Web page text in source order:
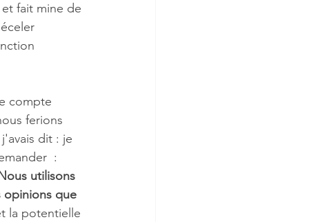
fait mine de
compte
ferions
dit : je
:
utilisons
opinions que
la potentielle